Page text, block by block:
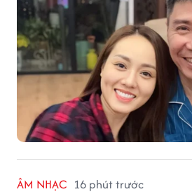
ÂM NHẠC 16 phút trước